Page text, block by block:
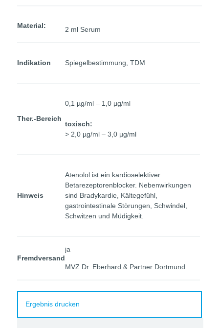
Material: 2 ml Serum
Indikation Spiegelbestimmung, TDM
Ther.-Bereich
0,1 µg/ml – 1,0 µg/ml
toxisch:
> 2,0 µg/ml – 3,0 µg/ml
Hinweis
Atenolol ist ein kardioselektiver
Betarezeptorenblocker. Nebenwirkungen
sind Bradykardie, Kältegefühl,
gastrointestinale Störungen, Schwindel,
Schwitzen und Müdigkeit.
Fremdversand
ja
MVZ Dr. Eberhard & Partner Dortmund
Ergebnis drucken